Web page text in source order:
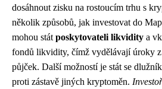
dosáhnout zisku na rostoucím trhu s
několik způsobů, jak investovat do
mohou stát poskytovateli likvidity a
fondů likvidity, čímž vydělávají úroky
půjček. Další možností je stát se
proti zástavě jiných kryptoměn.